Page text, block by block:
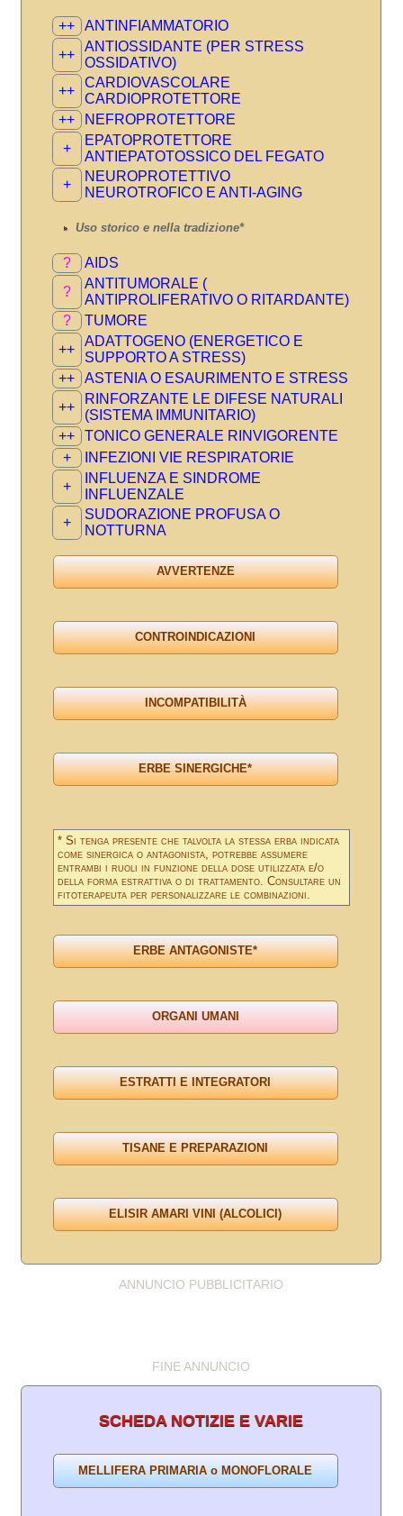
++
ANTINFIAMMATORIO
++
ANTIOSSIDANTE (PER STRESS
OSSIDATIVO)
++
CARDIOVASCOLARE
CARDIOPROTETTORE
++
NEFROPROTETTORE
+
EPATOPROTETTORE
ANTIEPATOTOSSICO DEL FEGATO
+
NEUROPROTETTIVO
NEUROTROFICO E ANTI-AGING
Uso storico e nella tradizione*
?
AIDS
?
ANTITUMORALE (
ANTIPROLIFERATIVO O RITARDANTE)
?
TUMORE
++
ADATTOGENO (ENERGETICO E
SUPPORTO A STRESS)
++
ASTENIA O ESAURIMENTO E STRESS
++
RINFORZANTE LE DIFESE NATURALI
(SISTEMA IMMUNITARIO)
++
TONICO GENERALE RINVIGORENTE
+
INFEZIONI VIE RESPIRATORIE
+
INFLUENZA E SINDROME
INFLUENZALE
+
SUDORAZIONE PROFUSA O
NOTTURNA
* Si tenga presente che talvolta la stessa erba indicata
come sinergica o antagonista, potrebbe assumere
entrambi i ruoli in funzione della dose utilizzata e/o
della forma estrattiva o di trattamento. Consultare un
fitoterapeuta per personalizzare le combinazioni.
ANNUNCIO PUBBLICITARIO
FINE ANNUNCIO
SCHEDA NOTIZIE E VARIE